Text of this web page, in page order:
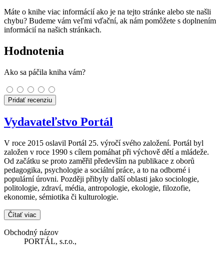
Máte o knihe viac informácií ako je na tejto stránke alebo ste našli
chybu? Budeme vám veľmi vďační, ak nám pomôžete s doplnením
informácií na našich stránkach.
Hodnotenia
Ako sa páčila kniha vám?
Pridať recenziu
Vydavateľstvo Portál
V roce 2015 oslavil Portál 25. výročí svého založení. Portál byl
založen v roce 1990 s cílem pomáhat při výchově dětí a mládeže.
Od začátku se proto zaměřil především na publikace z oborů
pedagogika, psychologie a sociální práce, a to na odborné i
populární úrovni. Později přibyly další oblasti jako sociologie,
politologie, zdraví, média, antropologie, ekologie, filozofie,
ekonomie, sémiotika či kulturologie.
Čítať viac
Obchodný názov
PORTÁL, s.r.o.,